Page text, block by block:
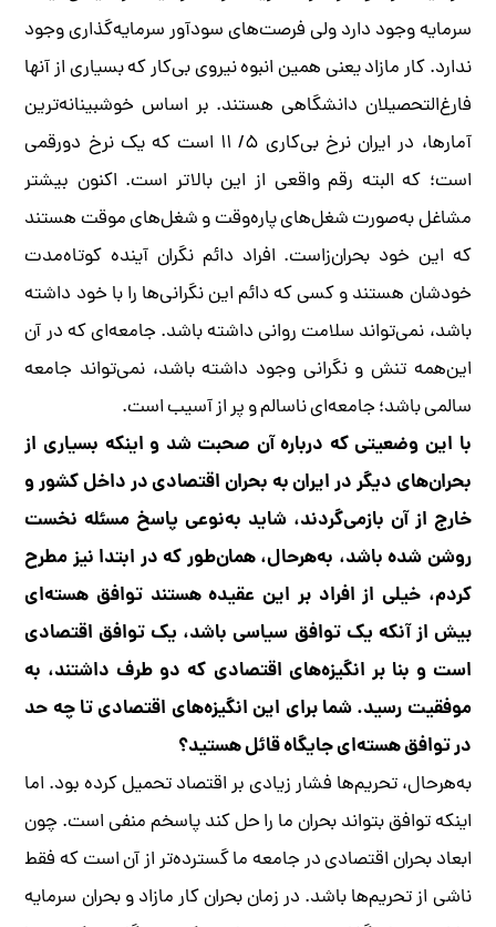
سرمایه وجود دارد ولی فرصت‌های سودآور سرمایه‌گذاری وجود
ندارد. کار مازاد یعنی همین انبوه نیروی بی‌کار که بسیاری از آنها
فارغ‌التحصیلان دانشگاهی هستند. بر اساس خوشبینانه‌ترین
آمارها، در ایران نرخ بی‌کاری ۵/ ۱۱ است که یک نرخ دورقمی
است؛ که البته رقم واقعی از این بالاتر است. اکنون بیشتر
مشاغل به‌صورت شغل‌های پاره‌وقت و شغل‌های موقت هستند
که این خود بحران‌زاست. افراد دائم نگران آینده کوتاه‌مدت
خودشان هستند و کسی که دائم این نگرانی‌ها را با خود داشته
باشد، نمی‌تواند سلامت روانی داشته باشد. جامعه‌ای که در آن
این‌همه تنش و نگرانی وجود داشته باشد، نمی‌تواند جامعه
سالمی باشد؛ جامعه‌ای ناسالم و پر از آسیب است.
با این وضعیتی که درباره آن صحبت شد و اینکه بسیاری از
بحران‌های دیگر در ایران به بحران اقتصادی در داخل کشور و
خارج از آن بازمی‌گردند، شاید به‌نوعی پاسخ مسئله نخست
روشن شده باشد، به‌هرحال، همان‌طور که در ابتدا نیز مطرح
کردم، خیلی از افراد بر این عقیده هستند توافق هسته‌ای
بیش از آنکه یک توافق سیاسی باشد، یک توافق اقتصادی
است و بنا بر انگیزه‌های اقتصادی که دو طرف داشتند، به
موفقیت رسید. شما برای این انگیزه‌های اقتصادی تا چه حد
در توافق هسته‌ای جایگاه قائل هستید؟
به‌هر‌حال، تحریم‌ها فشار زیادی بر اقتصاد تحمیل کرده بود. اما
اینکه توافق بتواند بحران ما را حل کند پاسخم منفی است. چون
ابعاد بحران اقتصادی در جامعه ما گسترده‌تر از آن است که فقط
ناشی از تحریم‌ها باشد. در زمان بحران کار مازاد و بحران سرمایه